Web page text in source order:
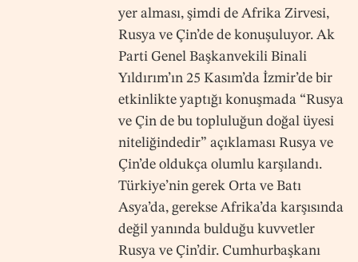
yer alması, şimdi de Afrika Zirvesi,
Rusya ve Çin’de de konuşuluyor. Ak
Parti Genel Başkanvekili Binali
Yıldırım’ın 25 Kasım’da İzmir’de bir
etkinlikte yaptığı konuşmada “Rusya
ve Çin de bu topluluğun doğal üyesi
niteliğindedir” açıklaması Rusya ve
Çin’de oldukça olumlu karşılandı.
Türkiye’nin gerek Orta ve Batı
Asya’da, gerekse Afrika’da karşısında
değil yanında bulduğu kuvvetler
Rusya ve Çin’dir. Cumhurbaşkanı